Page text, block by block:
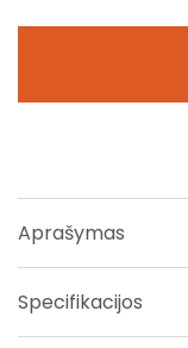
Aprašymas
Specifikacijos